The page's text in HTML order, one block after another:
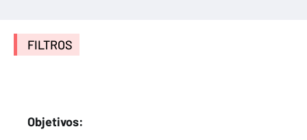
FILTROS
Objetivos: